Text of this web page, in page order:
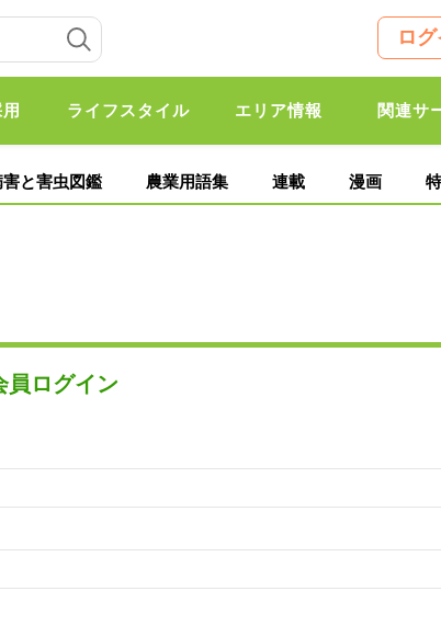
ロ
ライフスタイル エリア情報 関連サ
害と害虫図鑑 農業用語集 連載 漫画
員ログイン